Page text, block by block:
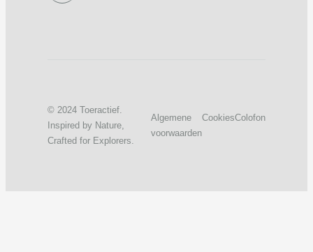
© 2024 Toeractief.
Inspired by Nature,
Crafted for Explorers.
Algemene
voorwaarden
CookiesColofon